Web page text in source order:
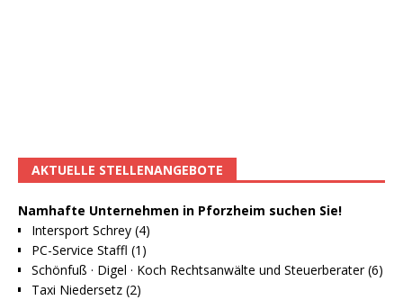
AKTUELLE STELLENANGEBOTE
Namhafte Unternehmen in Pforzheim suchen Sie!
Intersport Schrey (4)
PC-Service Staffl (1)
Schönfuß · Digel · Koch Rechtsanwälte und Steuerberater (6)
Taxi Niedersetz (2)